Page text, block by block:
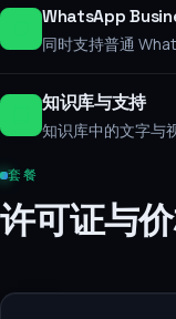
WhatsApp
同时支持普通
知识库与支持
知识库中的文字与
套餐
许可证与